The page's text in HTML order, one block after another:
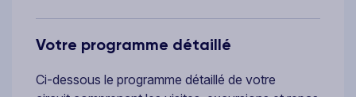
Votre programme détaillé
Ci-dessous le programme détaillé de votre